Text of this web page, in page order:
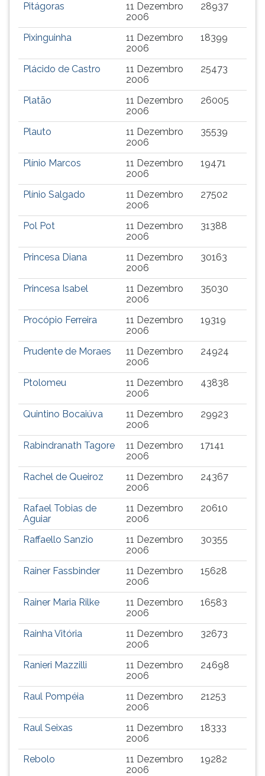
Pitágoras
11 Dezembro
2006
28937
Pixinguinha
11 Dezembro
2006
18399
Plácido de Castro
11 Dezembro
2006
25473
Platão
11 Dezembro
2006
26005
Plauto
11 Dezembro
2006
35539
Plínio Marcos
11 Dezembro
2006
19471
Plínio Salgado
11 Dezembro
2006
27502
Pol Pot
11 Dezembro
2006
31388
Princesa Diana
11 Dezembro
2006
30163
Princesa Isabel
11 Dezembro
2006
35030
Procópio Ferreira
11 Dezembro
2006
19319
Prudente de Moraes
11 Dezembro
2006
24924
Ptolomeu
11 Dezembro
2006
43838
Quintino Bocaiúva
11 Dezembro
2006
29923
Rabindranath Tagore
11 Dezembro
2006
17141
Rachel de Queiroz
11 Dezembro
2006
24367
Rafael Tobias de
Aguiar
11 Dezembro
2006
20610
Raffaello Sanzio
11 Dezembro
2006
30355
Rainer Fassbinder
11 Dezembro
2006
15628
Rainer Maria Rilke
11 Dezembro
2006
16583
Rainha Vitória
11 Dezembro
2006
32673
Ranieri Mazzilli
11 Dezembro
2006
24698
Raul Pompéia
11 Dezembro
2006
21253
Raul Seixas
11 Dezembro
2006
18333
Rebolo
11 Dezembro
2006
19282